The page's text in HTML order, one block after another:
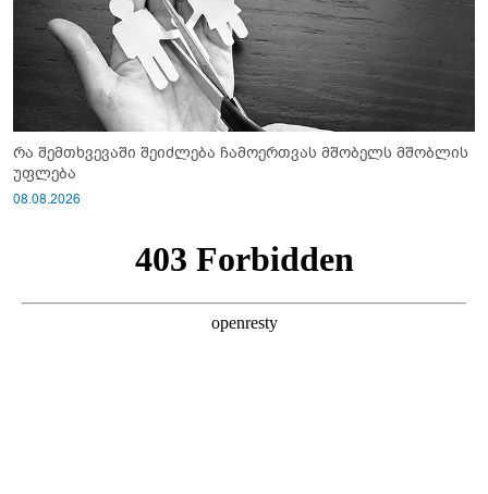
რა შემთხვევაში შეიძლება ჩამოერთვას მშობელს მშობლის
უფლება
08.08.2026